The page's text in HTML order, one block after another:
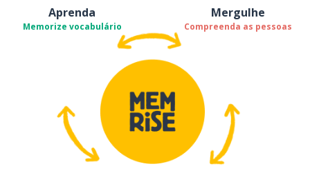
Aprenda
Memorize vocabulário
Mergulhe
Compreenda as pessoas